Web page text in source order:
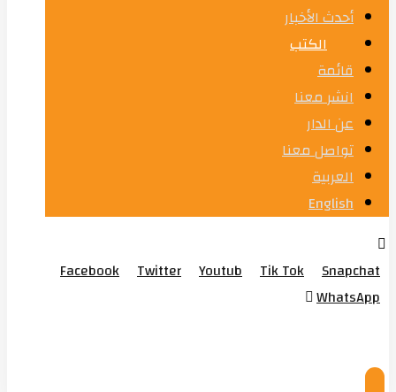
أحدث الأخبار
الكتب
قائمة
انشر معنا
عن الدار
تواصل معنا
العربية
English
Facebook Twitter Youtub Tik Tok
Snapchat
WhatsApp